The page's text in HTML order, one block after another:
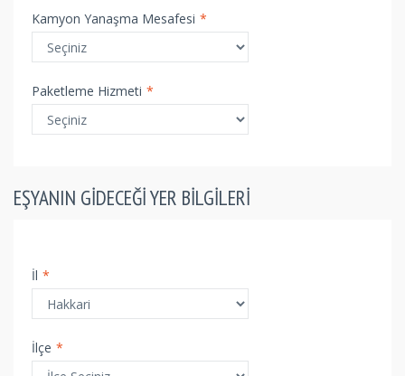
Kamyon Yanaşma Mesafesi *
Paketleme Hizmeti *
EŞYANIN GIDECEĞI YER BILGILERI
İl *
İlçe *